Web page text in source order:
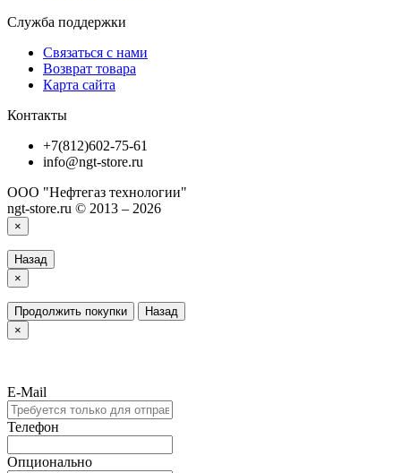
Служба поддержки
Связаться с нами
Возврат товара
Карта сайта
Контакты
+7(812)602-75-61
info@ngt-store.ru
ООО "Нефтегаз технологии"
ngt-store.ru © 2013 – 2026
×
Назад
×
Продолжить покупки
Назад
×
E-Mail
Телефон
Опционально